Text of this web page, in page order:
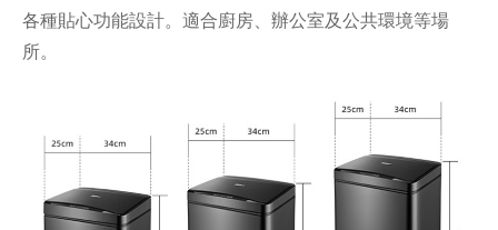
各種貼心功能設計。適合廚房、辦公室及公共環境等場
所。